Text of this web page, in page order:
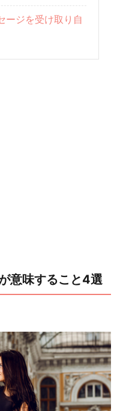
ージを受け取り自
意味すること4選